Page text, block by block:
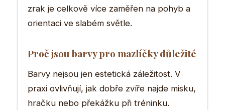
zrak je celkově více zaměřen na pohyb a
orientaci ve slabém světle.
Proč jsou barvy pro mazlíčky důležité
Barvy nejsou jen estetická záležitost. V
praxi ovlivňují, jak dobře zvíře najde misku,
hračku nebo překážku při tréninku.